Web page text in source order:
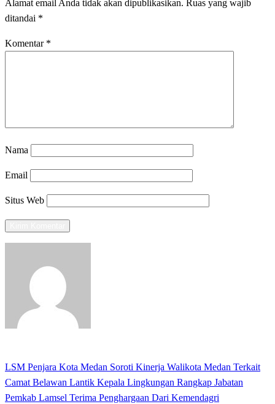
Alamat email Anda tidak akan dipublikasikan. Ruas yang wajib
ditandai *
Komentar *
Nama
Email
Situs Web
Navigasi
pos
Previous
Post
LSM Penjara Kota Medan Soroti Kinerja Walikota Medan Terkait
Camat Belawan Lantik Kepala Lingkungan Rangkap Jabatan
Next
Pemkab Lamsel Terima Penghargaan Dari Kemendagri